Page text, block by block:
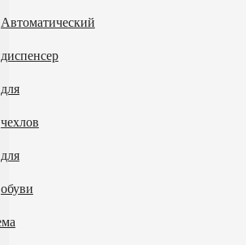
Автоматический
диспенсер
для
чехлов
для
обуви